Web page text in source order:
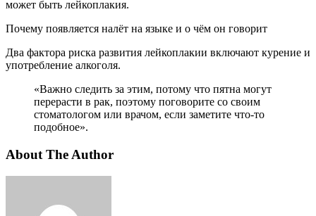
может быть лейкоплакия.
Почему появляется налёт на языке и о чём он говорит
Два фактора риска развития лейкоплакии включают курение и
употребление алкоголя.
«Важно следить за этим, потому что пятна могут
перерасти в рак, поэтому поговорите со своим
стоматологом или врачом, если заметите что-то
подобное».
About The Author